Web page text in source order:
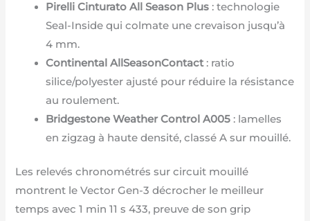
Pirelli Cinturato All Season Plus : technologie
Seal-Inside qui colmate une crevaison jusqu’à
4 mm.
Continental AllSeasonContact: ratio
silice/polyester ajusté pour réduire la résistance
au roulement.
Bridgestone Weather Control A005 : lamelles
en zigzag à haute densité, classé A sur mouillé.
Les relevés chronométrés sur circuit mouillé
montrent le Vector Gen-3 décrocher le meilleur
temps avec 1 min 11 s 433, preuve de son grip